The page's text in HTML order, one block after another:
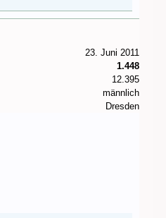
23. Juni 2011
1.448
12.395
männlich
Dresden